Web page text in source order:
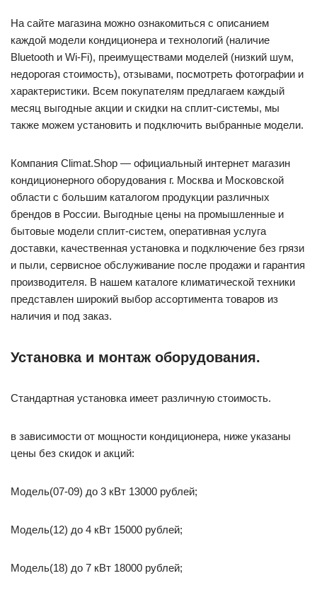
На сайте магазина можно ознакомиться с описанием
каждой модели кондиционера и технологий (наличие
Bluetooth и Wi-Fi), преимуществами моделей (низкий шум,
недорогая стоимость), отзывами, посмотреть фотографии и
характеристики. Всем покупателям предлагаем каждый
месяц выгодные акции и скидки на сплит-системы, мы
также можем установить и подключить выбранные модели.
Компания Climat.Shop — официальный интернет магазин
кондиционерного оборудования г. Москва и Московской
области с большим каталогом продукции различных
брендов в России. Выгодные цены на промышленные и
бытовые модели сплит-систем, оперативная услуга
доставки, качественная установка и подключение без грязи
и пыли, сервисное обслуживание после продажи и гарантия
производителя. В нашем каталоге климатической техники
представлен широкий выбор ассортимента товаров из
наличия и под заказ.
Установка и монтаж оборудования.
Стандартная установка имеет различную стоимость.
в зависимости от мощности кондиционера, ниже указаны
цены без скидок и акций:
Модель(07-09) до 3 кВт 13000 рублей;
Модель(12) до 4 кВт 15000 рублей;
Модель(18) до 7 кВт 18000 рублей;